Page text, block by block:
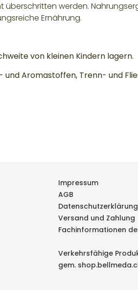
werden.
Ernährung.
von kleinen Kindern lagern.
und Aromastoffen, Trenn- und
Impressum
AGB
Datenschutzerklärung
Versand und Zahlung
Fachinformationen
Verkehrsfähige
gem.